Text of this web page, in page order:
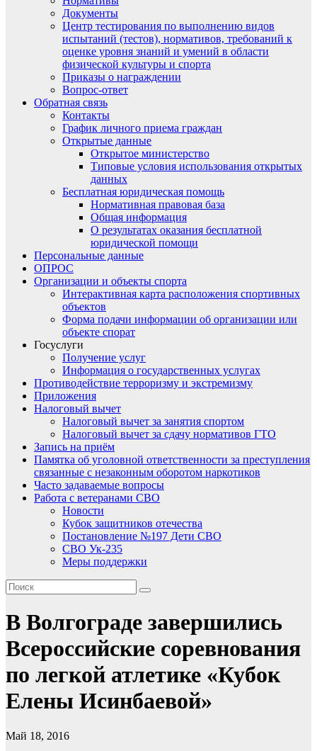
Документы
Центр тестирования по выполнению видов
испытаний (тестов), нормативов, требований к
оценке уровня знаний и умений в области
физической культуры и спорта
Приказы о награждении
Вопрос-ответ
Обратная связь
Контакты
График личного приема граждан
Открытые данные
Открытое министерство
Типовые условия использования открытых
данных
Бесплатная юридическая помощь
Нормативная правовая база
Общая информация
О результатах оказания бесплатной
юридической помощи
Персональные данные
ОПРОС
Организации и объекты спорта
Интерактивная карта расположения спортивных
объектов
Форма подачи информации об организации или
объекте спорат
Госуслуги
Получение услуг
Информация о государственных услугах
Противодействие терроризму и экстремизму
Приложения
Налоговый вычет
Налоговый вычет за занятия спортом
Налоговый вычет за сдачу нормативов ГТО
Запись на приём
Памятка об уголовной ответственности за преступления
связанные с незаконным оборотом наркотиков
Часто задаваемые вопросы
Работа с ветеранами СВО
Новости
Кубок защитников отечества
Постановление №197 Дети СВО
СВО Ук-235
Меры поддержки
В Волгограде завершились
Всероссийские соревнования
по легкой атлетике «Кубок
Елены Исинбаевой»
Май 18, 2016